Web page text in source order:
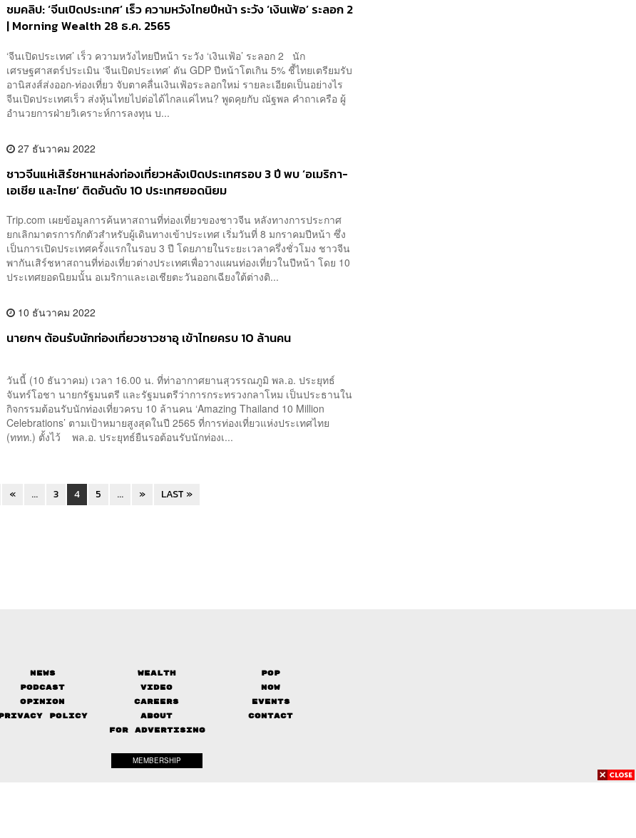
ชมคลิป: ‘จีนเปิดประเทศ’ เร็ว ความหวังไทยปีหน้า ระวัง ‘เงินเฟ้อ’ ระลอก 2
| Morning Wealth 28 ธ.ค. 2565
‘จีนเปิดประเทศ’ เร็ว ความหวังไทยปีหน้า ระวัง ‘เงินเฟ้อ’ ระลอก 2 นัก
เศรษฐศาสตร์ประเมิน ‘จีนเปิดประเทศ’ ดัน GDP ปีหน้าโตเกิน 5% ชี้ไทยเตรียมรับ
อานิสงส์ส่งออก-ท่องเที่ยว จับตาคลื่นเงินเฟ้อระลอกใหม่ รายละเอียดเป็นอย่างไร
จีนเปิดประเทศเร็ว ส่งหุ้นไทยไปต่อได้ไกลแค่ไหน? พูดคุยกับ ณัฐพล คำถาเครือ ผู้
อำนวยการฝ่ายวิเคราะห์การลงทุน บ...
27 ธันวาคม 2022
ชาวจีนแห่เสิร์ชหาแหล่งท่องเที่ยวหลังเปิดประเทศรอบ 3 ปี พบ ‘อเมริกา-
เอเชีย และไทย’ ติดอันดับ 10 ประเทศยอดนิยม
Trip.com เผยข้อมูลการค้นหาสถานที่ท่องเที่ยวของชาวจีน หลังทางการประกาศ
ยกเลิกมาตรการกักตัวสำหรับผู้เดินทางเข้าประเทศ เริ่มวันที่ 8 มกราคมปีหน้า ซึ่ง
เป็นการเปิดประเทศครั้งแรกในรอบ 3 ปี โดยภายในระยะเวลาครึ่งชั่วโมง ชาวจีน
พากันเสิร์ชหาสถานที่ท่องเที่ยวต่างประเทศเพื่อวางแผนท่องเที่ยวในปีหน้า โดย 10
ประเทศยอดนิยมนั้น อเมริกาและเอเชียตะวันออกเฉียงใต้ต่างติ...
10 ธันวาคม 2022
นายกฯ ต้อนรับนักท่องเที่ยวชาวซาอุ เข้าไทยครบ 10 ล้านคน
วันนี้ (10 ธันวาคม) เวลา 16.00 น. ที่ท่าอากาศยานสุวรรณภูมิ พล.อ. ประยุทธ์
จันทร์โอชา นายกรัฐมนตรี และรัฐมนตรีว่าการกระทรวงกลาโหม เป็นประธานใน
กิจกรรมต้อนรับนักท่องเที่ยวครบ 10 ล้านคน ‘Amazing Thailand 10 Million
Celebrations’ ตามเป้าหมายสูงสุดในปี 2565 ที่การท่องเที่ยวแห่งประเทศไทย
(ททท.) ตั้งไว้ พล.อ. ประยุทธ์ยืนรอต้อนรับนักท่องเ...
« ... 3 4 5 ... » LAST »
News Wealth
Pop
Podcast
Video
Now
Opinion
Careers
Events
Privacy Policy
About
Contact
FOR ADVERTISING
MEMBERSHIP